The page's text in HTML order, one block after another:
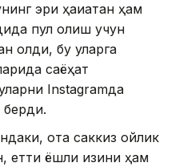
эри ҳақиқатан ҳам
пул олиш учун
олди, бу уларга
саёҳат
Instagramда
ота саккиз ойлик
етти ёшли қизини ҳам